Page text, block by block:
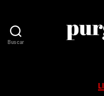
Buscar